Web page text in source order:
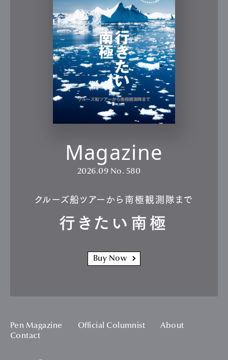
Magazine
2026.09 No. 580
クルーズ船ツアーから南極観測隊まで
行きたい南極
Buy Now
Pen Magazine Official Columnist
About
Contact